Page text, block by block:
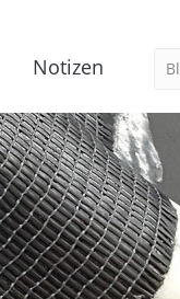
Notizen